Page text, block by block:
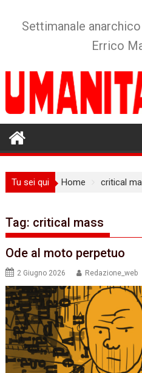
Settimanale
Errico
Tu sei qui Home critical
Tag: critical mass
Ode al moto perpetuo
2 Giugno 2026 Redazione_web